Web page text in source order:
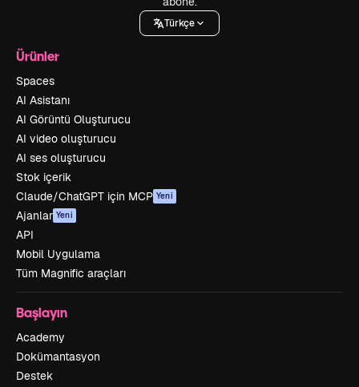
Türkçe
Ürünler
Spaces
AI Asistanı
AI Görüntü Oluşturucu
AI video oluşturucu
AI ses oluşturucu
Stok içerik
Claude/ChatGPT için MCP Yeni
Ajanlar Yeni
API
Mobil Uygulama
Tüm Magnific araçları
Başlayın
Academy
Dokümantasyon
Destek